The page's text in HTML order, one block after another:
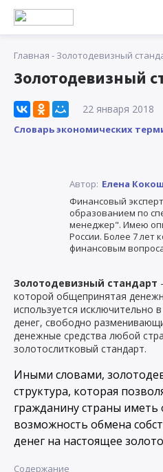
Главная - Золотодевизный
Золотодевизный
22 января 2018
Словарь экономических
Автор: Елена Кокош
Финансовый
образованием по
менеджер". Имею
России. Более 7 лет
финансовым
Золотодевизный стандарт
которой общепринятая
используется исключительно
денег, свободно
денежные средства любой
золотослитковый стандарт.
Иными словами,
структура, которая
гражданину страны
возможность обмена
денег на настоящее
Содержание